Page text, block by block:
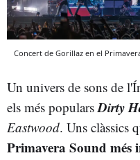
Concert de Gorillaz en el
Un univers de sons de
els més populars Dirty
Eastwood. Uns clàssics
Primavera Sound més